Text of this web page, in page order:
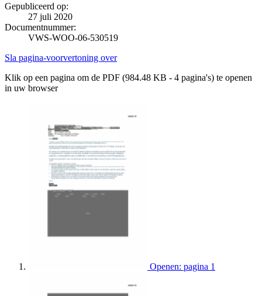
Gepubliceerd op:
27 juli 2020
Documentnummer:
VWS-WOO-06-530519
Sla pagina-voorvertoning over
Klik op een pagina om de PDF (984.48 KB - 4 pagina's) te openen
in uw browser
Openen: pagina 1